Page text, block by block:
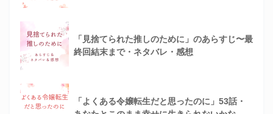
「見捨てられた推しのために」のあらすじ〜最
終回結末まで・ネタバレ・感想
「よくある令嬢転生だと思ったのに」53話・